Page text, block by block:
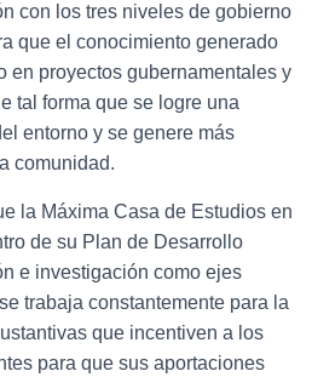
con los tres niveles de gobierno
que el conocimiento generado
en proyectos gubernamentales y
tal forma que se logre una
entorno y se genere más
comunidad.
la Máxima Casa de Estudios en
de su Plan de Desarrollo
e investigación como ejes
trabaja constantemente para la
que incentiven a los
para que sus aportaciones